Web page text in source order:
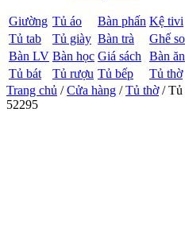
Giường Tủ áo Bàn phấn Kệ tivi
Tủ tab Tủ giày Bàn trà
Ghế
Bàn LV Bàn học Giá sách Bàn ăn
Tủ bát Tủ rượu Tủ bếp
Tủ thờ
Trang chủ /Cửa hàng /Tủ thờ/ Tủ
52295